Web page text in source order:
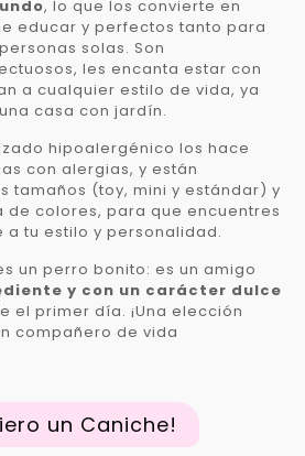
, lo que los convierte en
educar y perfectos tanto para
solas. Son
les encanta estar con
a cualquier estilo de vida, ya
casa con jardín.
hipoalergénico los hace
con alergias, y están
tamaños (toy, mini y estándar) y
de colores, para que encuentres
a tu estilo y personalidad.
un perro bonito: es un amigo
y con un carácter dulce
el primer día. ¡Una elección
compañero de vida
un Caniche!